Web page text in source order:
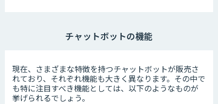
チャットボットの機能
現在、さまざまな特徴を持つチャットボットが販売さ
れており、それぞれ機能も大きく異なります。その中で
も特に注目すべき機能としては、以下のようなものが
挙げられるでしょう。